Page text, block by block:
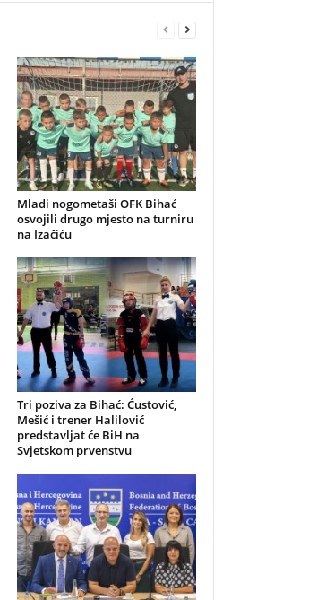
Mladi nogometaši OFK Bihać
osvojili drugo mjesto na turniru
na Izačiću
Tri poziva za Bihać: Ćustović,
Mešić i trener Halilović
predstavljat će BiH na
Svjetskom prvenstvu